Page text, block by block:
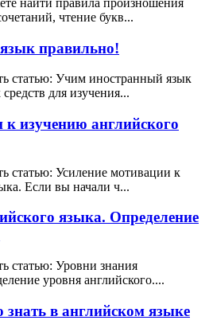
чтение букв...
правильно!
статью: Учим иностранный язык
для изучения...
к изучению английского
статью: Усиление мотивации к
Если вы начали ч...
языка. Определение
статью: Уровни знания
уровня английского....
в английском языке